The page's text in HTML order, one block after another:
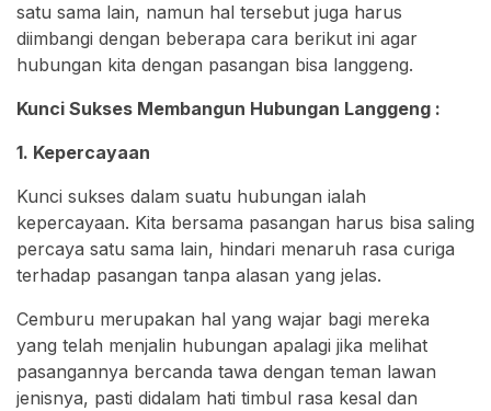
satu sama lain, namun hal tersebut juga harus
diimbangi dengan beberapa cara berikut ini agar
hubungan kita dengan pasangan bisa langgeng.
Kunci Sukses Membangun Hubungan Langgeng :
1. Kepercayaan
Kunci sukses dalam suatu hubungan ialah
kepercayaan. Kita bersama pasangan harus bisa saling
percaya satu sama lain, hindari menaruh rasa curiga
terhadap pasangan tanpa alasan yang jelas.
Cemburu merupakan hal yang wajar bagi mereka
yang telah menjalin hubungan apalagi jika melihat
pasangannya bercanda tawa dengan teman lawan
jenisnya, pasti didalam hati timbul rasa kesal dan